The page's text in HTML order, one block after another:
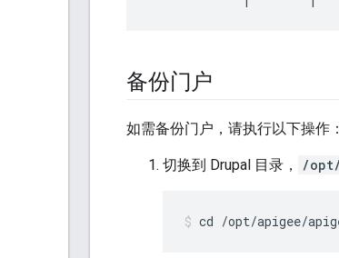
备份门户
如需备份门户，请执行以下操作：
切换到 Drupal 目录， /
cd /opt/apigee/